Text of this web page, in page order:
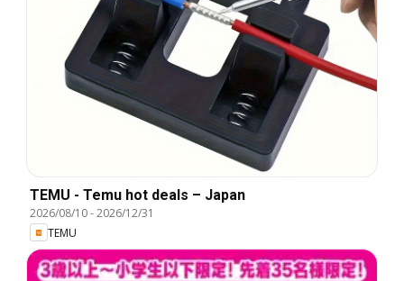
TEMU - Temu hot deals – Japan
2026/08/10-2026/12/31
TEMU